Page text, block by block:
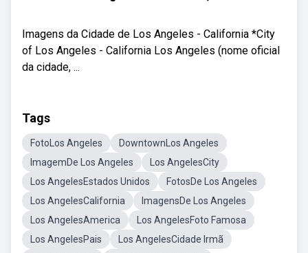
Imagens da Cidade de Los Angeles - California *City
of Los Angeles - California Los Angeles (nome oficial
da cidade, ...
Tags
FotoLos Angeles
DowntownLos Angeles
ImagemDe Los Angeles
Los AngelesCity
Los AngelesEstados Unidos
FotosDe Los Angeles
Los AngelesCalifornia
ImagensDe Los Angeles
Los AngelesAmerica
Los AngelesFoto Famosa
Los AngelesPais
Los AngelesCidade Irmã